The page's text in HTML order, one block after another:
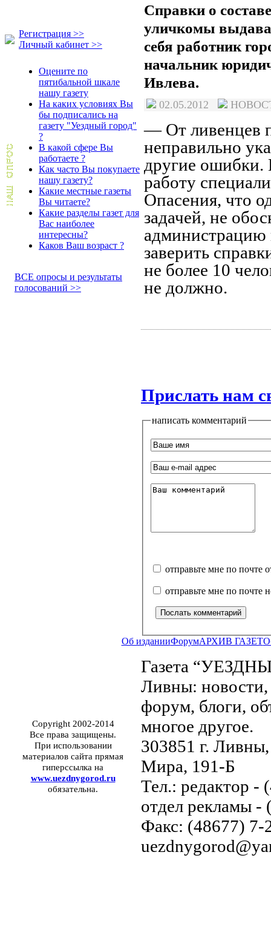
Регистрация >>
Личный кабинет >>
Оцените по
пятибальной шкале
нашу газету
На каких условиях Вы
бы подписались на
газету "Уездный город"
?
В какой сфере Вы
работаете ?
Как часто Вы покупаете
нашу газету?
Какие местные газеты
Вы читаете?
Какие разделы газет для
Вас наиболее
интересны?
Каков Ваш возраст ?
ВСЕ опросы и результаты
голосований >>
Справки о
уличкомы
себя работник
начальник
Ивлева.
02.05.2012
— От ливенцев
неправильно
другие ошибки.
работу
Опасения, что
задачей, не
администрацию
заверить
не более 10
не должно.
Прислать нам
написать комментарий
отправьте мне по почте
отправьте мне по почте
Об изданииФорумАРХИВ ГАЗЕТ
Copyright 2002-2014
Все права защищены.
При использовании
материалов сайта прямая
гиперссылка на
www.uezdnygorod.ru
обязательна.
Газета
Ливны: новости,
форум, блоги,
многое другое.
303851 г.
Мира, 191-Б
Тел.: редактор -
отдел рекламы -
Факс: (48677) 7-